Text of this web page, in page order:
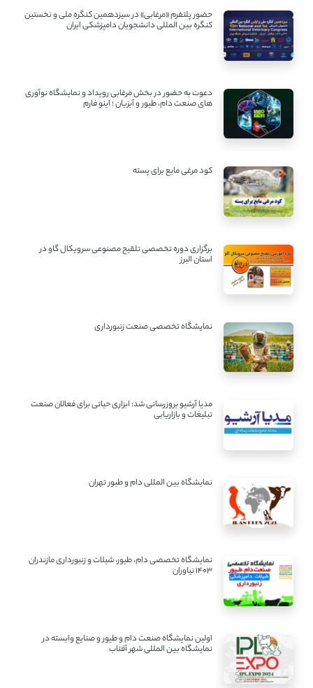
حضور پلتفرم «مرغابی» در سیزدهمین کنگره ملی و نخستین
کنگره بین ‌المللی دانشجویان دامپزشکی ایران
دعوت به حضور در بخش مرغابی رویداد و نمایشگاه نوآوری
های صنعت دام، طیور و آبزیان ؛ اینو فارم
کود مرغی مایع برای پسته
برگزاری دوره تخصصی تلقیح مصنوعی سرویکال گاو در
استان البرز
نمایشگاه تخصصی صنعت زنبورداری
مدیا آرشیو بروزرسانی شد: ابزاری حیاتی برای فعالان صنعت
تبلیغات و بازاریابی
نمایشگاه بین المللی دام و طیور تهران
نمایشگاه تخصصی دام، طیور، شیلات و زنبورداری مازندران
1403 نیاوران
اولین نمایشگاه صنعت دام و طیور و صنایع وابسته در
نمایشگاه بین المللی شهر آفتاب